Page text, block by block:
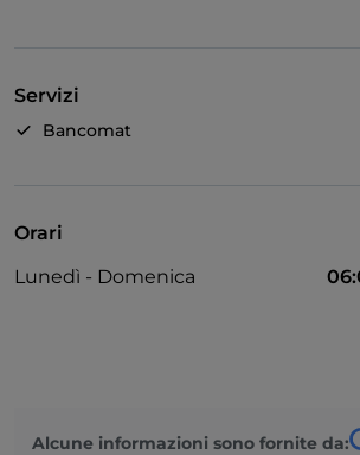
Servizi
Bancomat
Orari
Lunedì - Domenica
Alcune informazioni sono fornite da: